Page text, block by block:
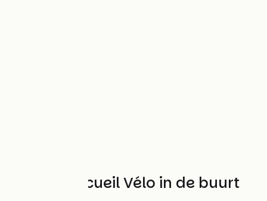
Andere Accueil Vélo in de buurt